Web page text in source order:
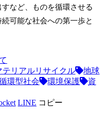
など、ものを循環させる
可能な社会への第一歩と
テリアルリサイクル
地球
環型社会 環境保護
資
LINE コピー